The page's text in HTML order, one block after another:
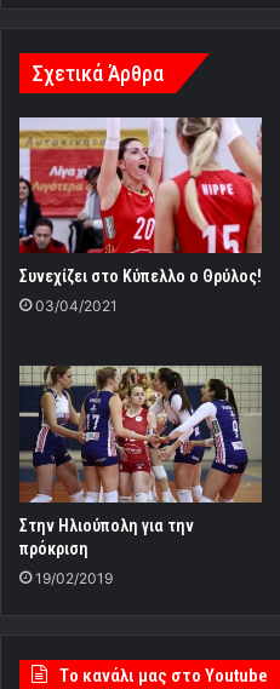
Σχετικά Άρθρα
Συνεχίζει στο Κύπελλο ο Θρύλος!
03/04/2021
Στην Ηλιούπολη για την
πρόκριση
19/02/2019
Tο κανάλι μας στο Youtube